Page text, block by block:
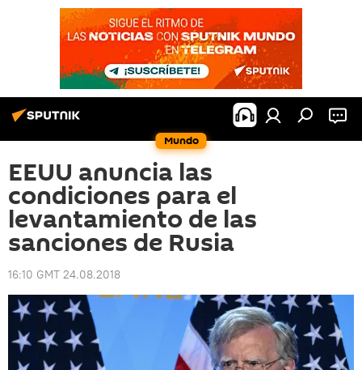
Mundo
EEUU anuncia las
condiciones para el
levantamiento de las
sanciones de Rusia
16:10 GMT 24.08.2018